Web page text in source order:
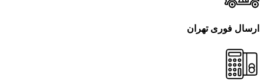
ارسال فوری تهران